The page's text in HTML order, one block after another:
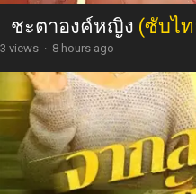
ชะตาองค์หญิง (ซับไ
3 views · 8 hours ago